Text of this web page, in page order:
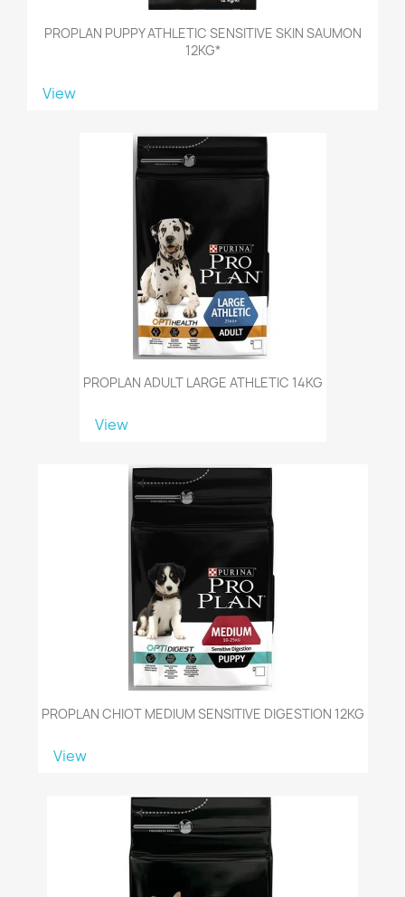
PROPLAN PUPPY ATHLETIC SENSITIVE SKIN SAUMON
12KG*
View
PROPLAN ADULT LARGE ATHLETIC 14KG
View
PROPLAN CHIOT MEDIUM SENSITIVE DIGESTION 12KG
View